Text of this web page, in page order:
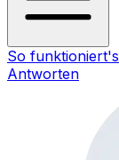
So funktioniert's
Antworten